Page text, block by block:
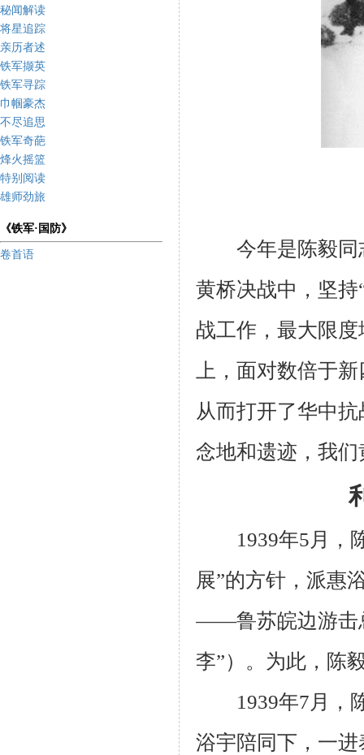
秘闻解读
将星追踪
亲历者述
铁军撷英
铁军寻踪
巾帼豪杰
不尽追思
铁军奇葩
烽火摇篮
特别阅读
雄师劲旅
《铁军·国防》
卷首语
今年是陈毅同
黄桥决战中，坚
战工作，最大限
上，面对数倍于
从而打开了华中
念地和遗迹，我
1939年5月，
展”的方针，派惠
——鲁苏皖边游击
李”）。为此，陈
1939年7月，
浴宇陪同下，一